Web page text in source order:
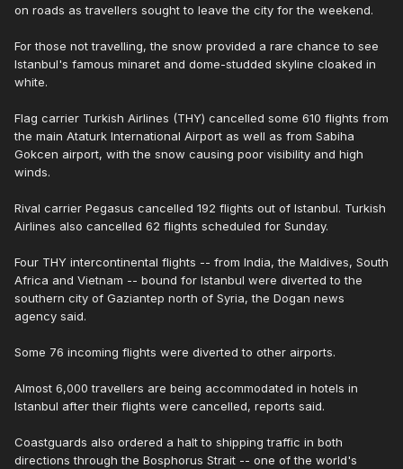
on roads as travellers sought to leave the city for the weekend.
For those not travelling, the snow provided a rare chance to see
Istanbul's famous minaret and dome-studded skyline cloaked in
white.
Flag carrier Turkish Airlines (THY) cancelled some 610 flights from
the main Ataturk International Airport as well as from Sabiha
Gokcen airport, with the snow causing poor visibility and high
winds.
Rival carrier Pegasus cancelled 192 flights out of Istanbul. Turkish
Airlines also cancelled 62 flights scheduled for Sunday.
Four THY intercontinental flights -- from India, the Maldives, South
Africa and Vietnam -- bound for Istanbul were diverted to the
southern city of Gaziantep north of Syria, the Dogan news
agency said.
Some 76 incoming flights were diverted to other airports.
Almost 6,000 travellers are being accommodated in hotels in
Istanbul after their flights were cancelled, reports said.
Coastguards also ordered a halt to shipping traffic in both
directions through the Bosphorus Strait -- one of the world's